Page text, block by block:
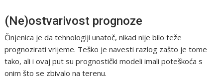
(Ne)ostvarivost prognoze
Činjenica je da tehnologiji unatoč, nikad nije bilo teže
prognozirati vrijeme. Teško je navesti razlog zašto je tome
tako, ali i ovaj put su prognostički modeli imali poteškoća s
onim što se zbivalo na terenu.